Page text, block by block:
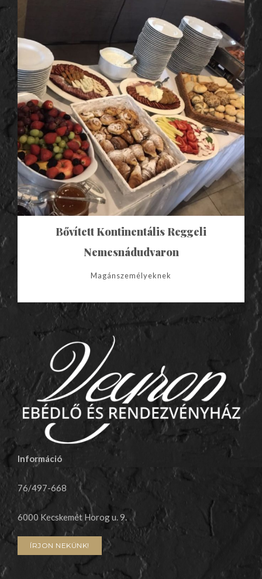
Bővített Kontinentális Reggeli
Nemesnádudvaron
Magánszemélyeknek
Információ
76/497-668
6000 Kecskemét Horog u. 9.
ÍRJON NEKÜNK!